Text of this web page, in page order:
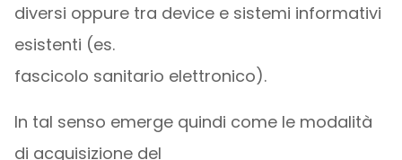
diversi oppure tra device e sistemi informativi
esistenti (es.
fascicolo sanitario elettronico).
In tal senso emerge quindi come le modalità
di acquisizione del